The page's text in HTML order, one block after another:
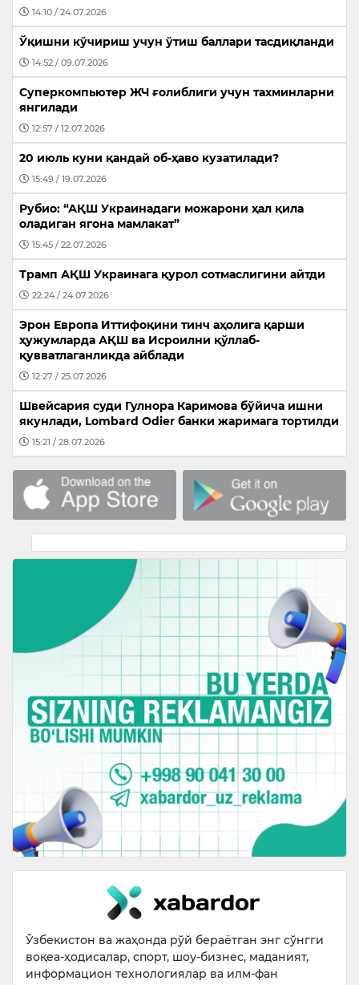
14:10 / 24.07.2026
Ўқишни кўчириш учун ўтиш баллари тасдиқланди
14:52 / 09.07.2026
Суперкомпьютер ЖЧ ғолиблиги учун тахминларни
янгилади
12:57 / 12.07.2026
20 июль куни қандай об-ҳаво кузатилади?
15:49 / 19.07.2026
Рубио: “АҚШ Украинадаги можарони ҳал қила
оладиган ягона мамлакат”
15:45 / 22.07.2026
Трамп АҚШ Украинага қурол сотмаслигини айтди
22:24 / 24.07.2026
Эрон Европа Иттифоқини тинч аҳолига қарши
ҳужумларда АҚШ ва Исроилни қўллаб-
қувватлаганликда айблади
12:27 / 25.07.2026
Швейсария суди Гулнора Каримова бўйича ишни
якунлади, Lombard Odier банки жаримага тортилди
15:21 / 28.07.2026
Ўзбекистон ва жаҳонда рўй бераётган энг сўнгги
воқеа-ҳодисалар, спорт, шоу-бизнес, маданият,
информацион технологиялар ва илм-фан